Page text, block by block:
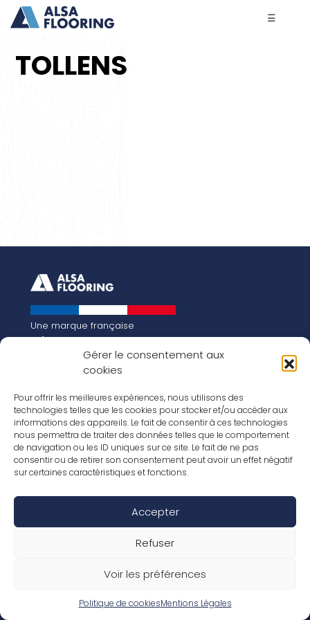
Gérer le consentement aux
cookies
Pour offrir les meilleures expériences, nous utilisons des
technologies telles que les cookies pour stocker et/ou accéder aux
informations des appareils. Le fait de consentir à ces technologies
nous permettra de traiter des données telles que le comportement
de navigation ou les ID uniques sur ce site. Le fait de ne pas
consentir ou de retirer son consentement peut avoir un effet négatif
sur certaines caractéristiques et fonctions.
Accepter
Refuser
Voir les préférences
Politique de cookiesMentions Légales
☰
TOLLENS
Une marque française
Qui sommes-nous
Notre histoire
Les chiffres clés
FR
EN
Nos revêtements
Nos Stratifiés
Nos accessoires
Nos parquets
Conditions de garantie
Déclaration de performance
Politique de confidentialité